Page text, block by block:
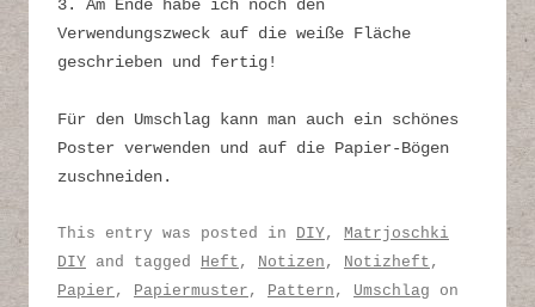
3. Am Ende habe ich noch den
Verwendungszweck auf die weiße Fläche
geschrieben und fertig!
Für den Umschlag kann man auch ein schönes
Poster verwenden und auf die Papier-Bögen
zuschneiden.
This entry was posted in DIY, Matrjoschki
DIY and tagged Heft , Notizen , Notizheft ,
Papier , Papiermuster , Pattern , Umschlag on